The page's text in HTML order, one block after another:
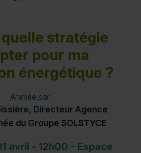
quelle stratégie
pour ma
énergétique ?
Animée par :
Directeur Agence
du Groupe SOLSTYCE
avril - 12h00 - Espace